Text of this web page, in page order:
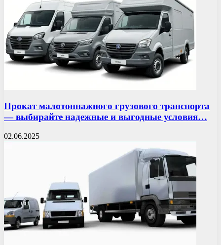
Прокат малотоннажного грузового транспорта
— выбирайте надежные и выгодные условия…
02.06.2025